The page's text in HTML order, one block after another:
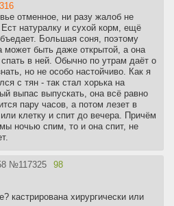
отменное, ни разу жалоб не
натуралку и сухой корм, ещё
Большая соня, поэтому
может быть даже открытой, а она
в ней. Обычно по утрам даёт о
но не особо настойчиво. Как я
с тян - так стал хорька на
выпас выпускать, она всё равно
пару часов, а потом лезет в
клетку и спит до вечера. Причём
мы ночью спим, то и она спит, не
№117325 98
кастрирована хирургически или